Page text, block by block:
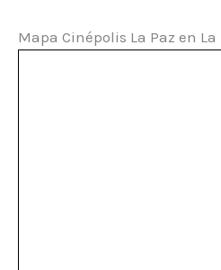
Mapa Cinépolis La Paz en